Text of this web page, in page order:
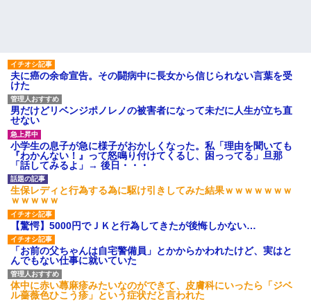
夫に癌の余命宣告。その闘病中に長女から信じられない言葉を受
けた
男だけどリベンジポノレノの被害者になって未だに人生が立ち直
せない
小学生の息子が急に様子がおかしくなった。私「理由を聞いても
『わかんない！』って怒鳴り付けてくるし、困っってる」旦那
「話してみるよ」→ 後日・・・
生保レディと行為する為に駆け引きしてみた結果ｗｗｗｗｗｗｗ
ｗｗｗｗｗ
【驚愕】5000円でＪＫと行為してきたが後悔しかない…
「お前の父ちゃんは自宅警備員」とかからかわれたけど、実はと
んでもない仕事に就いていた
体中に赤い蕁麻疹みたいなのができて、皮膚科にいったら「ジベ
ル薔薇色ひこう疹」という症状だと言われた